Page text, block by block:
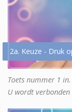
2a. Keuze - Druk
Toets nummer 1 in.
U wordt